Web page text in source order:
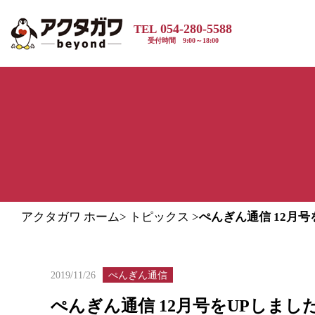
TEL 054-280-5588
受付時間 9:00～18:00
アクタガワ ホーム> トピックス >ぺんぎん通信 12月号
2019/11/26 ぺんぎん通信
ぺんぎん通信 12月号をUPしまし